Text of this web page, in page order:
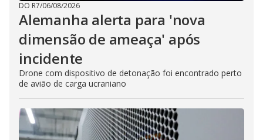
DO R7/06/08/2026
Alemanha alerta para 'nova
dimensão de ameaça' após
incidente
Drone com dispositivo de detonação foi encontrado perto
de avião de carga ucraniano